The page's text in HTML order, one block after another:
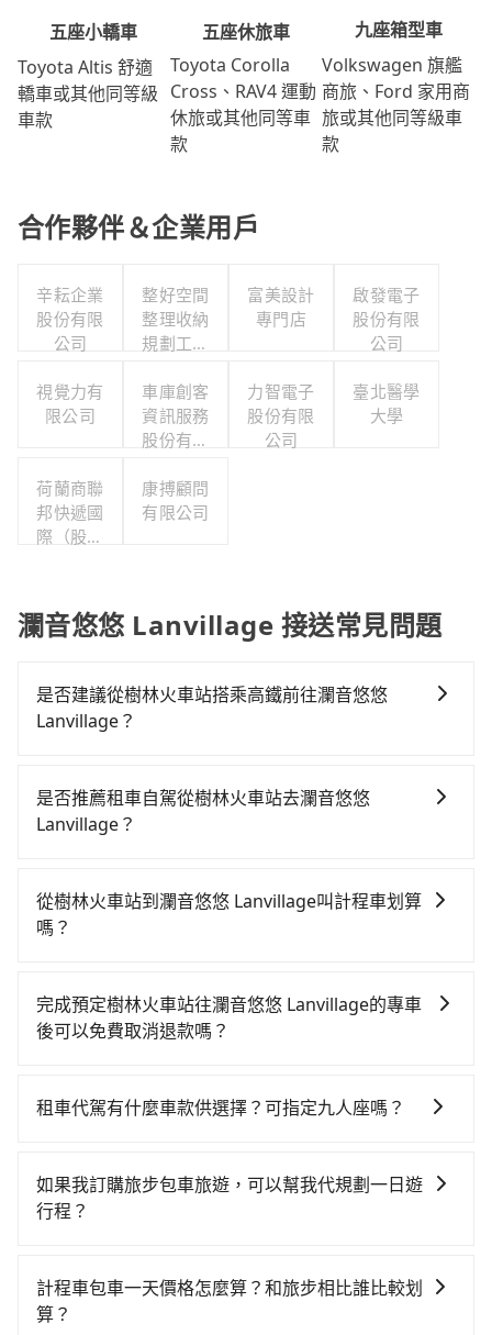
五座小轎車
Toyota Altis 舒適
轎車或其他同等級
車款
五座休旅車
Toyota Corolla
Cross、RAV4 運動
休旅或其他同等車
款
九座箱型車
Volkswagen 旗艦
商旅、Ford 家用商
旅或其他同等級車
款
合作夥伴＆企業用戶
辛耘企業
股份有限
公司
整好空間
整理收納
規劃工作
富美設計
專門店
啟發電子
股份有限
公司
視覺力有
限公司
車庫創客
資訊服務
股份有限
力智電子
股份有限
公司
臺北醫學
大學
荷蘭商聯
邦快遞國
際（股）
工福利委
員會
康搏顧問
有限公司
瀾音悠悠 Lanvillage 接送常見問題
是否建議從樹林火車站搭乘高鐵前往瀾音悠悠
Lanvillage？
鐵較貴、費時、轉車麻煩！從最早06:34一直到23:08，
板橋-新竹一天最多有61班次高鐵可搭乘。假設從樹林火
步行進站、現場購票並於月台排隊的時間約20分鐘，再
乘坐22~26分鐘（平均25分）的高鐵從板橋站前往新竹
後，抵達瀾音悠悠 Lanvillage (新竹縣尖石鄉) 的目的
地。全程加上轉車時間共1小時54分鐘，假設7位同行，
時1小時。選擇搭乘高鐵而不預約包車，不僅每人至少額
要乘車，也可參考tripool的拼車共乘服務，最多可再節
省50%的交通費用。
是否推薦租車自駕從樹林火車站去瀾音悠悠
Lanvillage？
時不需要閉目養神（因為要自己開車），最重要的是你
當天就要來回，那在新北路邊可隨租隨借的iRent應該是
火車站到瀾音悠悠 Lanvillage的花費預估為
$950~1,400（金額差異來自於平假日、車款差異、抵達
的罰單都需自付。再者，和運的iRent只提供最基本的車
九人座可供選擇，而且無人租車最令人詬病的就是車
況，打開車門才發現仍有上一組乘客遺留的垃圾或者撞
用戶卻遲遲尚未歸還，又或者要還車時卻偏偏找不到停
車位，對於急著用車或者要載其他乘客的人來說就有不
從樹林火車站到瀾音悠悠 Lanvillage叫計程車划算
嗎？
灣大車隊、Uber、Line Taxi、Yoxi等，如果在路邊攔不
到車，也可考慮打電話至樹林火車站附近的計程車隊，
要考慮到回程，新竹縣僅有合法計程車約730輛，數量約
跳表小黃可能較為便宜，但仍有臨時攔不到車以及計程
車司機不跳錶計費的風險，如你們人數在五人以上，分
完成預定樹林火車站往瀾音悠悠 Lanvillage的專車
後可以免費取消退款嗎？
論任何理由，保證全額退費，且不收取任何手續費。
租車代駕有什麼車款供選擇？可指定九人座嗎？
型車為主，車款品牌以豐田Toyota、福特Ford、福斯
VW為主，其中也有少量進口車像凌志Lexus、特斯拉
特殊需求或人數較多，需要大T保母車、20人座中巴、
40人座大巴或遊覽車，可特別填單並另外報價。
如果我訂購旅步包車旅遊，可以幫我代規劃一日遊
行程？
時還沒有規劃行程的服務。
計程車包車一天價格怎麼算？和旅步相比誰比較划
算？